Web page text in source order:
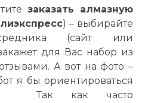
заказать алмазную
) – выбирайте
(сайт или
для Вас набор из
А вот на фото –
я бы ориентироваться
Так как часто